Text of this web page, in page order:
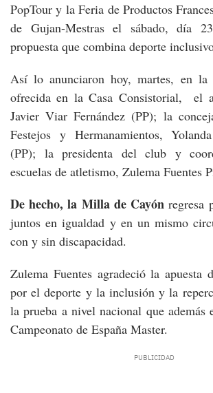
PopTour y la Feria de Productos
de Gujan-Mestras el sábado, día
propuesta que combina deporte
Así lo anunciaron hoy, martes, en la
ofrecida en la Casa Consistorial, el
Javier Viar Fernández (PP); la
Festejos y Hermanamientos,
(PP); la presidenta del club y
escuelas de atletismo, Zulema Fuentes
De hecho, la Milla de Cayónregresa
juntos en igualdad y en un mismo
con y sin discapacidad.
Zulema Fuentes agradeció la apuesta
por el deporte y la inclusión y la
la prueba a nivel nacional que además
Campeonato de España Master.